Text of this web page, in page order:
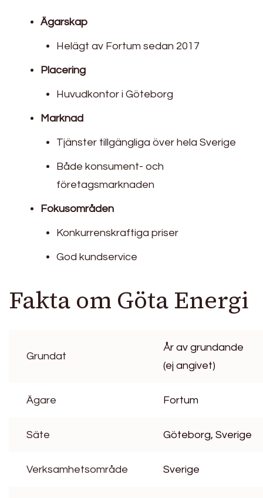
Ägarskap
Helägt av Fortum sedan 2017
Placering
Huvudkontor i Göteborg
Marknad
Tjänster tillgängliga över hela Sverige
Både konsument- och
företagsmarknaden
Fokusområden
Konkurrenskraftiga priser
God kundservice
Fakta om Göta Energi
Grundat
År av grundande
(ej angivet)
Ägare Fortum
Säte Göteborg, Sverige
Verksamhetsområde Sverige